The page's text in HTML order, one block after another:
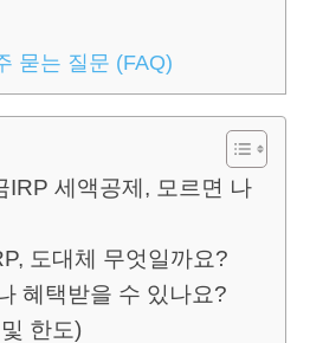
묻는 질문 (FAQ)
IRP 세액공제, 모르면 나
도대체 무엇일까요?
혜택받을 수 있나요?
한도)